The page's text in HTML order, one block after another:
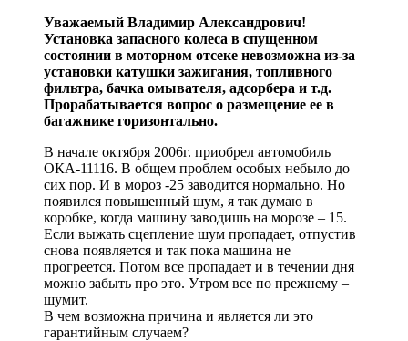
Уважаемый Владимир Александрович!
Установка запасного колеса в спущенном
состоянии в моторном отсеке невозможна из-за
установки катушки зажигания, топливного
фильтра, бачка омывателя, адсорбера и т.д.
Прорабатывается вопрос о размещение ее в
багажнике горизонтально.
В начале октября 2006г. приобрел автомобиль
ОКА-11116. В общем проблем особых небыло до
сих пор. И в мороз -25 заводится нормально. Но
появился повышенный шум, я так думаю в
коробке, когда машину заводишь на морозе – 15.
Если выжать сцепление шум пропадает, отпустив
снова появляется и так пока машина не
прогреется. Потом все пропадает и в течении дня
можно забыть про это. Утром все по прежнему –
шумит.
В чем возможна причина и является ли это
гарантийным случаем?